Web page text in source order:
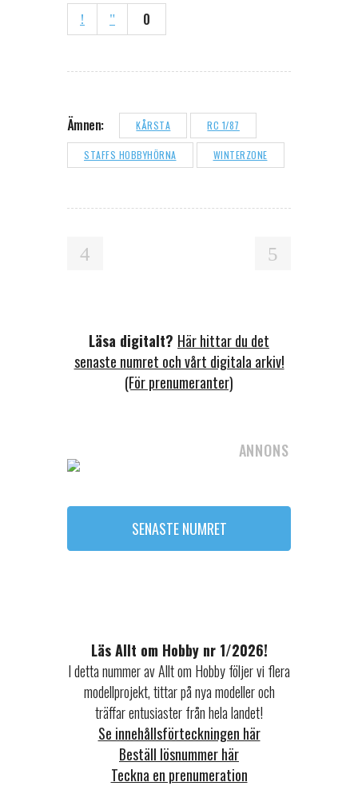
0
Ämnen: KÅRSTA RC 1/87
STAFFS HOBBYHÖRNA WINTERZONE
Läsa digitalt? Här hittar du det
senaste numret och vårt digitala arkiv!
(För prenumeranter)
ANNONS
SENASTE NUMRET
Läs Allt om Hobby nr 1/2026!
I detta nummer av Allt om Hobby följer vi flera
modellprojekt, tittar på nya modeller och
träffar entusiaster från hela landet!
Se innehållsförteckningen här
Beställ lösnummer här
Teckna en prenumeration